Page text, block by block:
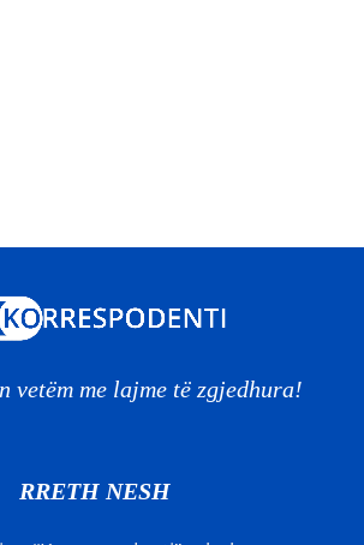
vetëm me lajme të zgjedhura!
RRETH NESH